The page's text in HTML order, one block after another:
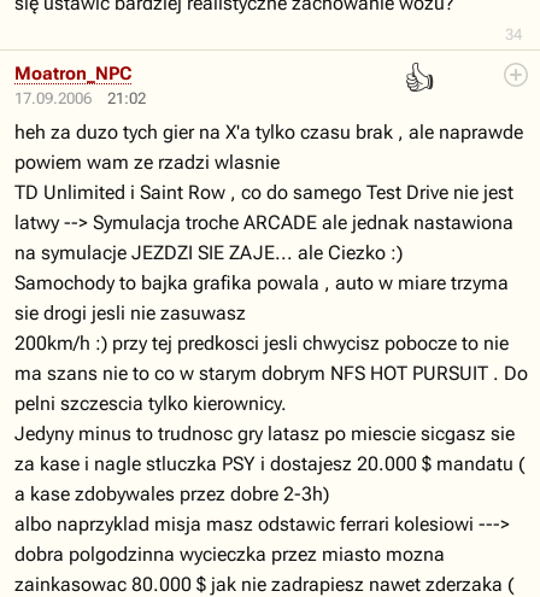
34
17.09.2006 21:02
👍
Moatron_NPC
heh za duzo tych gier na X'a tylko czasu brak , ale naprawde
powiem wam ze rzadzi wlasnie
TD Unlimited i Saint Row , co do samego Test Drive nie jest
latwy --> Symulacja troche ARCADE ale jednak nastawiona
na symulacje JEZDZI SIE ZAJE... ale Ciezko :)
Samochody to bajka grafika powala , auto w miare trzyma
sie drogi jesli nie zasuwasz
200km/h :) przy tej predkosci jesli chwycisz pobocze to nie
ma szans nie to co w starym dobrym NFS HOT PURSUIT . Do
pelni szczescia tylko kierownicy.
Jedyny minus to trudnosc gry latasz po miescie sicgasz sie
za kase i nagle stluczka PSY i dostajesz 20.000 $ mandatu (
a kase zdobywales przez dobre 2-3h)
albo naprzyklad misja masz odstawic ferrari kolesiowi --->
dobra polgodzinna wycieczka przez miasto mozna
zainkasowac 80.000 $ jak nie zadrapiesz nawet zderzaka (